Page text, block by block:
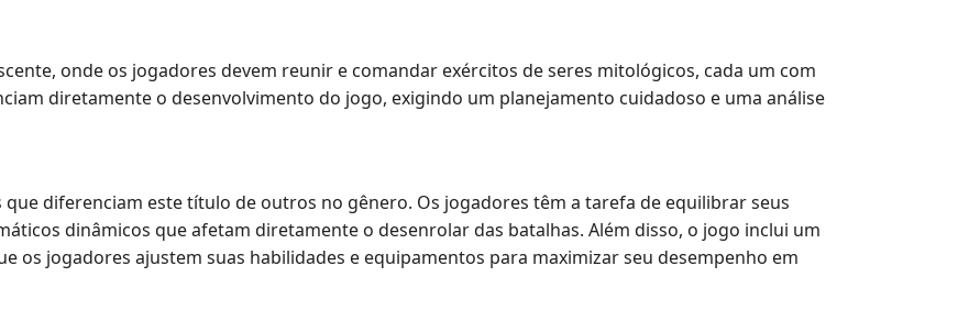
onde os jogadores devem reunir e comandar exércitos de seres mitológicos, cada um com
diretamente o desenvolvimento do jogo, exigindo um planejamento cuidadoso e uma análise
diferenciam este título de outros no gênero. Os jogadores têm a tarefa de equilibrar seus
dinâmicos que afetam diretamente o desenrolar das batalhas. Além disso, o jogo inclui um
os jogadores ajustem suas habilidades e equipamentos para maximizar seu desempenho em